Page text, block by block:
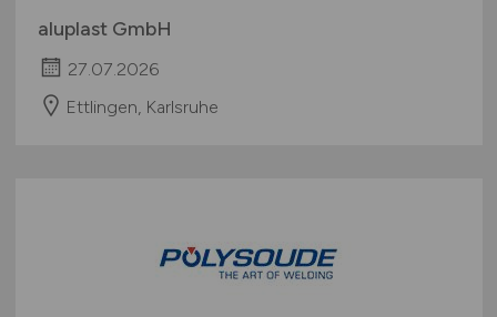
aluplast GmbH
27.07.2026
Ettlingen, Karlsruhe